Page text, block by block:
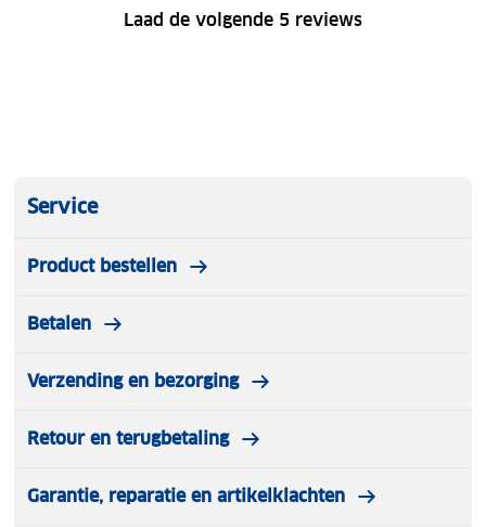
Laad de volgende 5 reviews
Service
Product bestellen
Betalen
Verzending en bezorging
Retour en terugbetaling
Garantie, reparatie en artikelklachten